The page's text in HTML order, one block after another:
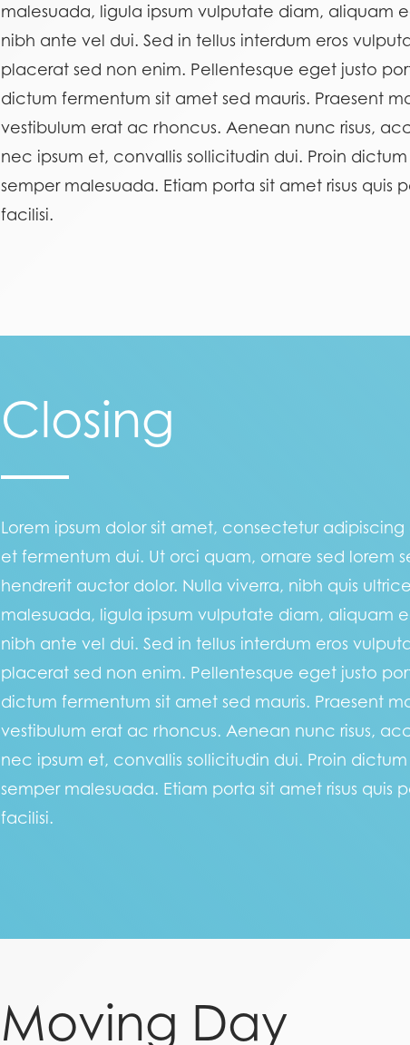
malesuada, ligula ipsum vulputate diam, aliquam
nibh ante vel dui. Sed in tellus interdum eros
placerat sed non enim. Pellentesque eget justo
dictum fermentum sit amet sed mauris. Praesent
vestibulum erat ac rhoncus. Aenean nunc risus,
nec ipsum et, convallis sollicitudin dui. Proin
semper malesuada. Etiam porta sit amet risus quis
facilisi.
Closing
Lorem ipsum dolor sit amet, consectetur adipiscing
et fermentum dui. Ut orci quam, ornare sed lorem
hendrerit auctor dolor. Nulla viverra, nibh quis
malesuada, ligula ipsum vulputate diam, aliquam
nibh ante vel dui. Sed in tellus interdum eros
placerat sed non enim. Pellentesque eget justo
dictum fermentum sit amet sed mauris. Praesent
vestibulum erat ac rhoncus. Aenean nunc risus,
nec ipsum et, convallis sollicitudin dui. Proin
semper malesuada. Etiam porta sit amet risus quis
facilisi.
Moving Day